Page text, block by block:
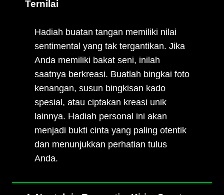
Ternilai
Hadiah buatan tangan memiliki nilai
sentimental yang tak tergantikan. Jika
Anda memiliki bakat seni, inilah
saatnya berkreasi. Buatlah bingkai foto
kenangan, susun bingkisan kado
spesial, atau ciptakan kreasi unik
lainnya. Hadiah personal ini akan
menjadi bukti cinta yang paling otentik
dan menunjukkan perhatian tulus
Anda.